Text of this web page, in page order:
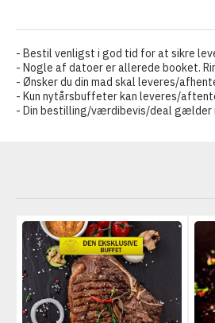
- Bestil venligst i god tid for at sikre
- Nogle af datoer er allerede booket.
- Ønsker du din mad skal leveres/
- Kun nytårsbuffeter kan leveres/
- Din bestilling/værdibevis/deal gælder i